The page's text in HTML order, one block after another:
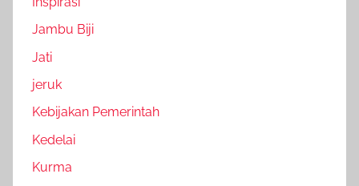
Jambu Biji
Jati
jeruk
Kebijakan Pemerintah
Kedelai
Kurma